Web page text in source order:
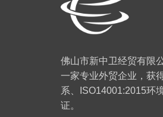
佛山市新中卫经贸有限
一家专业外贸企业，获
系、ISO14001:2015环
证。